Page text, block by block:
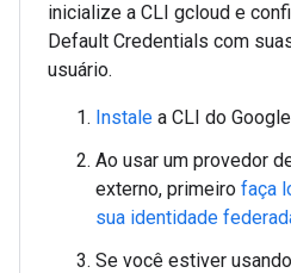
inicialize a CLI gcloud e
Default Credentials com
usuário.
Instale a CLI do
Ao usar um provedor
externo, primeiro faça
sua identidade
Se você estiver